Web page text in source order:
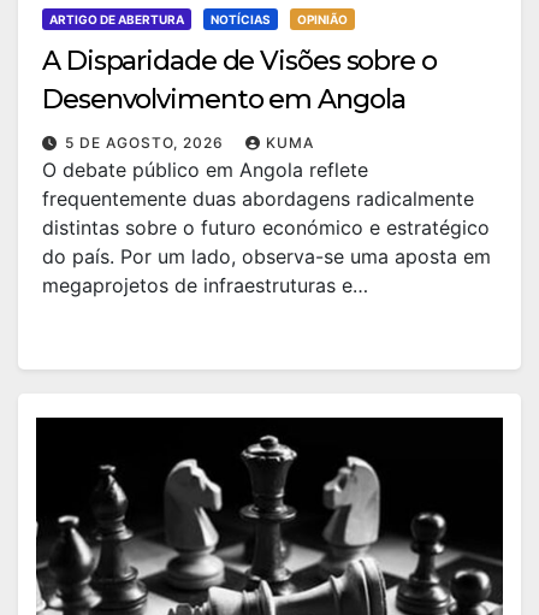
ARTIGO DE ABERTURA NOTÍCIAS OPINIÃO
A Disparidade de Visões sobre o
Desenvolvimento em Angola
5 DE AGOSTO, 2026 KUMA
O debate público em Angola reflete
frequentemente duas abordagens radicalmente
distintas sobre o futuro económico e estratégico
do país. Por um lado, observa-se uma aposta em
megaprojetos de infraestruturas e…